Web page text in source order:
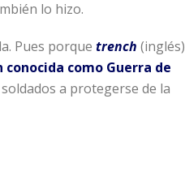
lo hizo.
Pues porque trench (inglés)
como Guerra de
a protegerse de la